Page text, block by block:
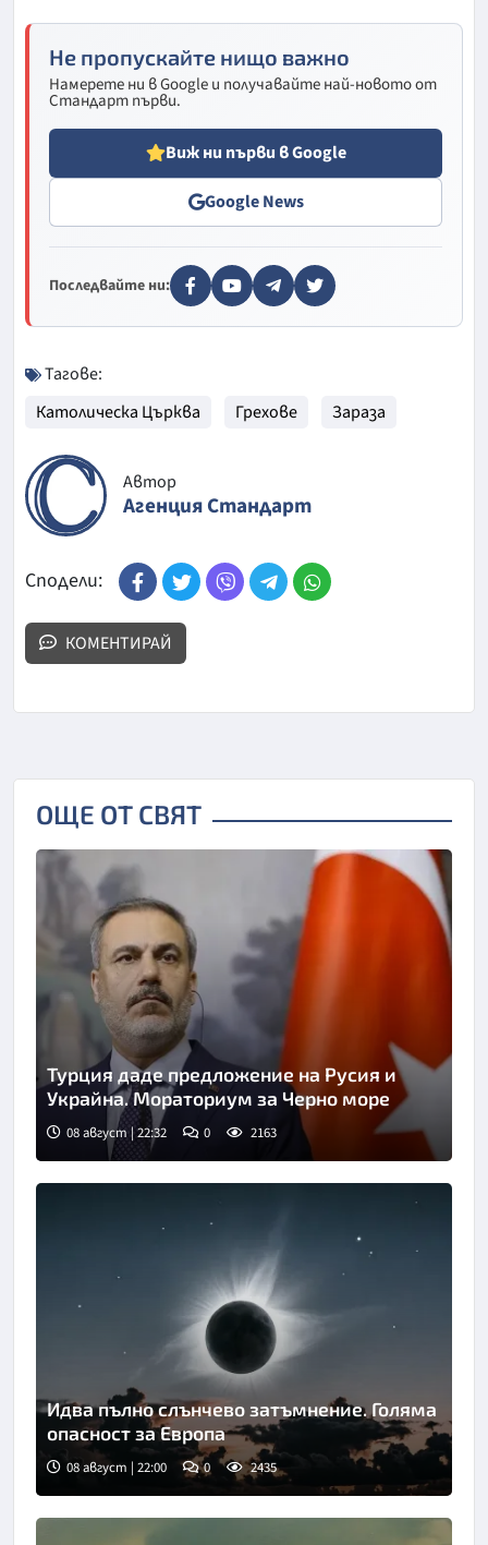
Не пропускайте нищо важно
Намерете ни в Google и получавайте най-новото от
Стандарт първи.
Виж ни първи в Google
Google News
Последвайте ни:
Тагове:
Католическа Църква
Грехове Зараза
Автор
Агенция Стандарт
Сподели:
КОМЕНТИРАЙ
ОЩЕ ОТ СВЯТ
Турция даде предложение на Русия и
Украйна. Мораториум за Черно море
08 август | 22:32 0 2163
Идва пълно слънчево затъмнение. Голяма
опасност за Европа
08 август | 22:00 0 2435